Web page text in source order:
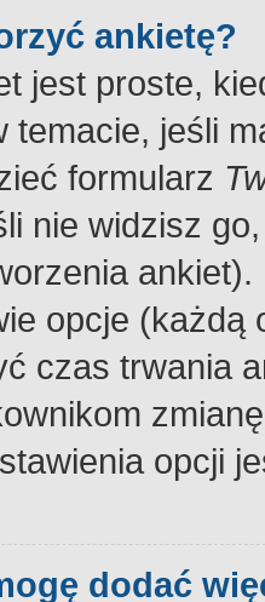
ankietę?
jest proste,
temacie, jeśli
formularz
nie widzisz
opcje
czas trwania
opcji
dodać